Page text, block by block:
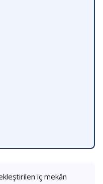
iç mekân